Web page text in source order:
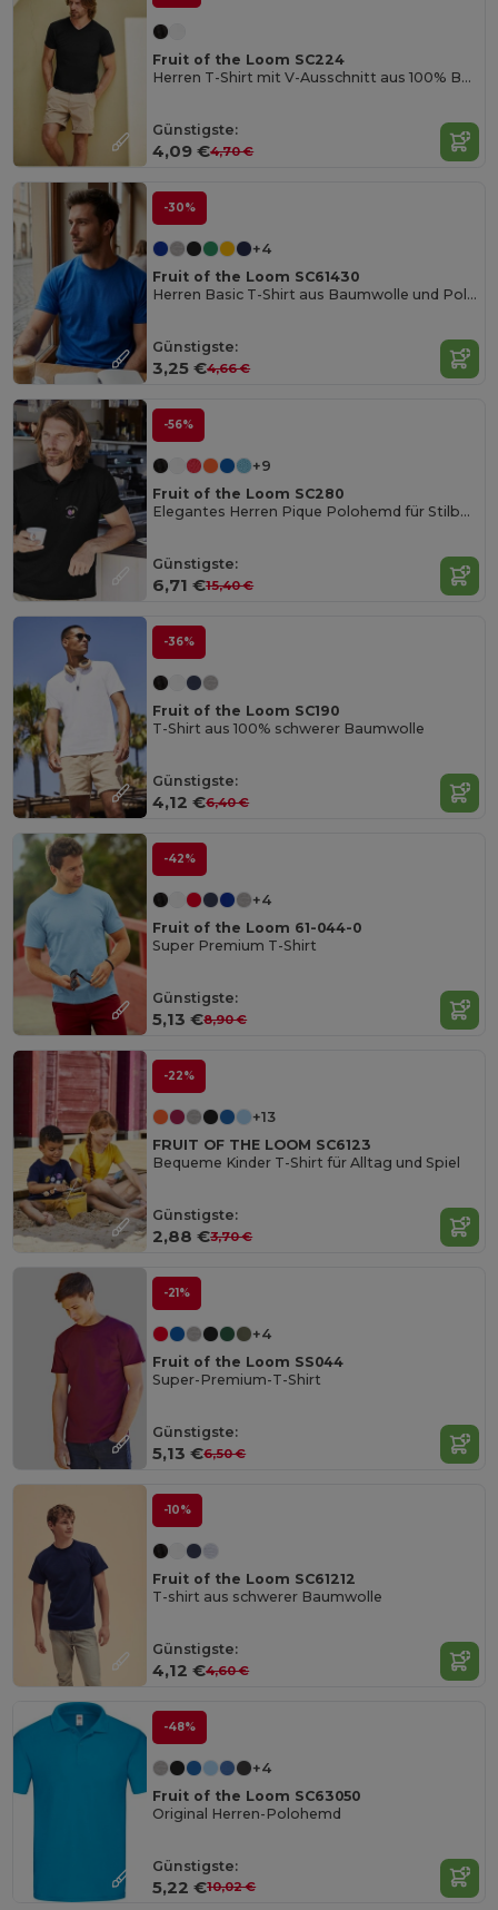
Fruit of the Loom SC224
Herren T-Shirt mit V-Ausschnitt aus 100% Baumwolle
Günstigste:
4,09 €4,70 €
-30%
+4
Fruit of the Loom SC61430
Herren Basic T-Shirt aus Baumwolle und Polyester
Günstigste:
3,25 €4,66 €
-56%
+9
Fruit of the Loom SC280
Elegantes Herren Pique Polohemd für Stilbewusste
Günstigste:
6,71 €15,40 €
-36%
Fruit of the Loom SC190
T-Shirt aus 100% schwerer Baumwolle
Günstigste:
4,12 €6,40 €
-42%
+4
Fruit of the Loom 61-044-0
Super Premium T-Shirt
Günstigste:
5,13 €8,90 €
-22%
+13
FRUIT OF THE LOOM SC6123
Bequeme Kinder T-Shirt für Alltag und Spiel
Günstigste:
2,88 €3,70 €
-21%
+4
Fruit of the Loom SS044
Super-Premium-T-Shirt
Günstigste:
5,13 €6,50 €
-10%
Fruit of the Loom SC61212
T-shirt aus schwerer Baumwolle
Günstigste:
4,12 €4,60 €
-48%
+4
Fruit of the Loom SC63050
Original Herren-Polohemd
Günstigste:
5,22 €10,02 €